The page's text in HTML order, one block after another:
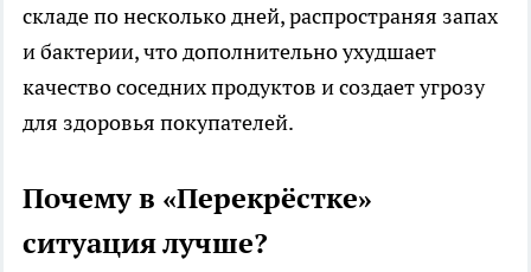
складе по несколько дней, распространяя запах
и бактерии, что дополнительно ухудшает
качество соседних продуктов и создает угрозу
для здоровья покупателей.
Почему в «Перекрёстке»
ситуация лучше?